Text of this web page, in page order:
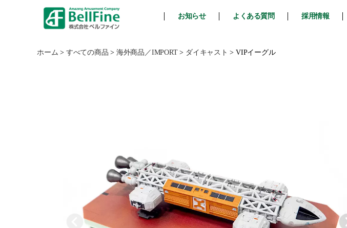
フ
お知らせ よくある質問 採用情報
ホーム > すべての商品 > 海外商品／IMPORT> ダイキャスト >VIPイーグル